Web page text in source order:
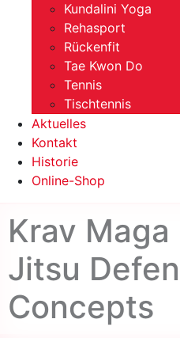
Kundalini Yoga
Rehasport
Rückenfit
Tae Kwon Do
Tennis
Tischtennis
Aktuelles
Kontakt
Historie
Online-Shop
Krav Maga
Jitsu
Concepts